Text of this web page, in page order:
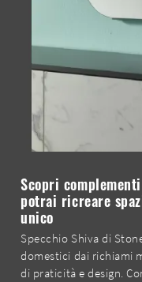
Scopri
potrai ricreare
unico
Specchio Shiva di
domestici dai richiami
di praticità e design.